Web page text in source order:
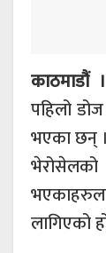
काठमाडौं ।
पहिलो
भएका छन् ।
भेरोसेलको
लागिएको